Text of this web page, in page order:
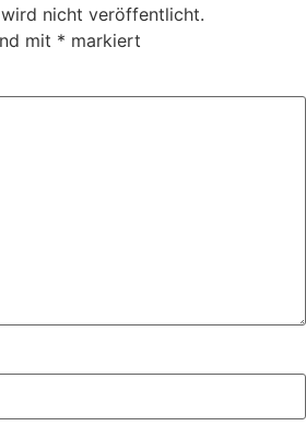
nicht veröffentlicht.
mit * markiert